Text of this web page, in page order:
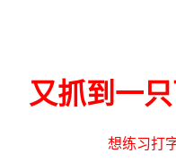
又抓到一只
想练习打